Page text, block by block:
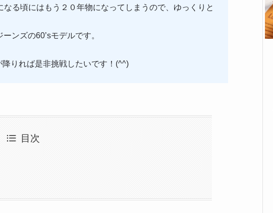
る頃にはもう２０年物になってしまうので、ゆっくりと
ンズの60’sモデルです。
りれば是非挑戦したいです！(^^)
目次